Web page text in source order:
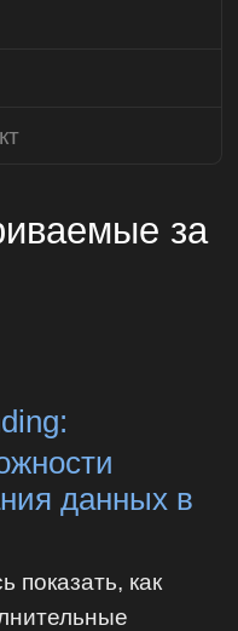
за
данных в
показать, как